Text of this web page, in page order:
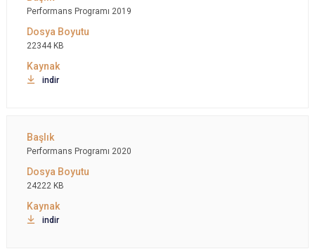
Performans Programı 2019
22344 KB
indir
Performans Programı 2020
24222 KB
indir